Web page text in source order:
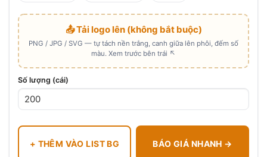
📤 Tải logo lên (không bắt buộc)
PNG / JPG / SVG — tự tách nền trắng, canh giữa lên phôi, đếm số
màu. Xem trước bên trái ↖
Số lượng (cái)
+ THÊM VÀO LIST BG BÁO GIÁ NHANH →